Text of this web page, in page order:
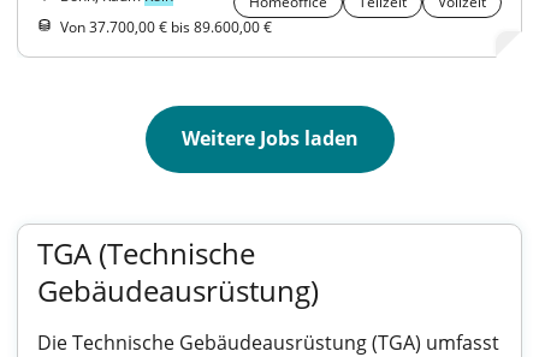
Von 37.700,00 € bis 89.600,00 €
Weitere Jobs laden
TGA (Technische
Gebäudeausrüstung)
Die Technische Gebäudeausrüstung (TGA) umfasst